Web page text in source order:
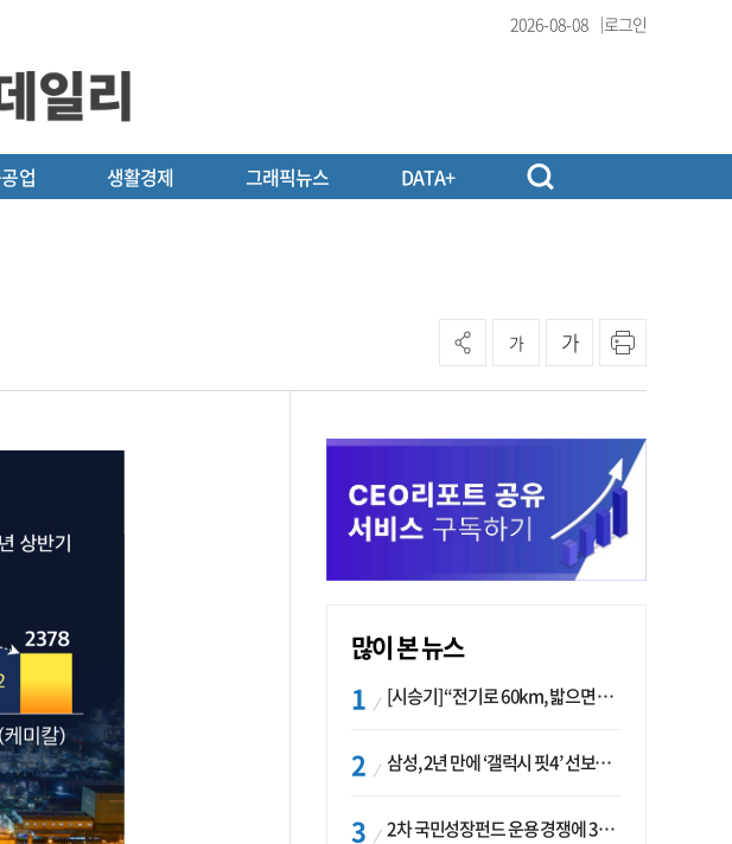
2026-08-08 로그인
업 생활경제 그래픽뉴스 DATA+
가 가
많이 본 뉴스
[시승기] “전기로 60km, 밟으면 462마력”…볼보 XC60 T8의 두 얼굴
삼성, 2년 만에 ‘갤럭시 핏4’ 선보이나…웨어러블 생태계 확장 ‘시동’
2차 국민성장펀드 운용 경쟁에 33개사 몰렸다…신한·하나 등 새 얼굴 대거 합류